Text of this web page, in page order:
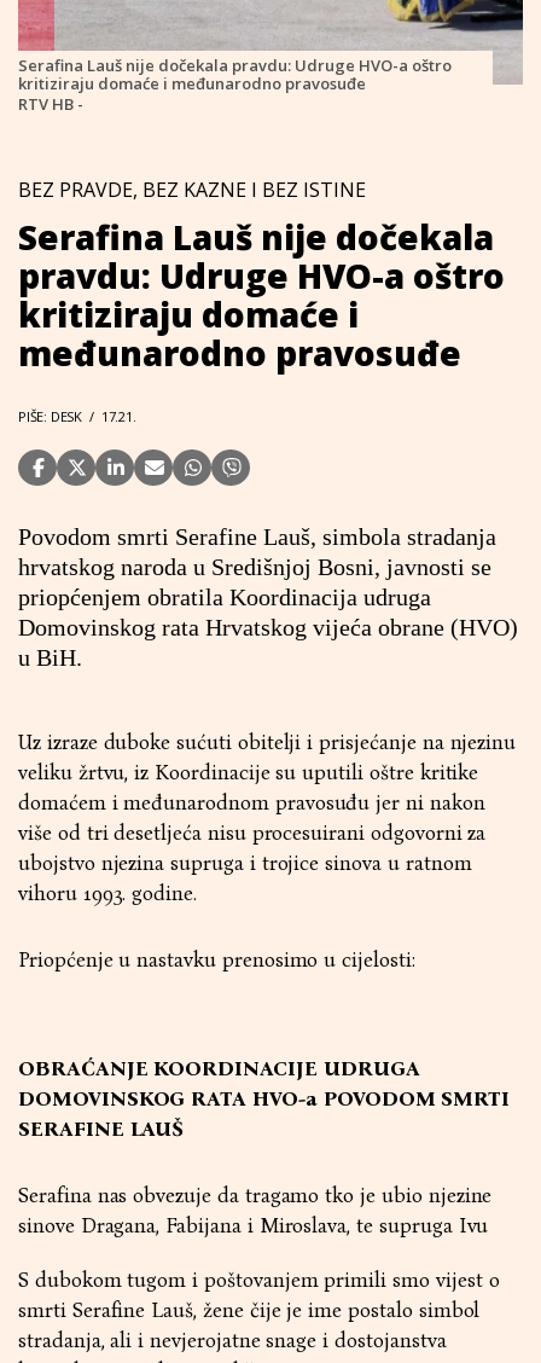
Serafina Lauš nije dočekala pravdu: Udruge HVO-a oštro
kritiziraju domaće i međunarodno pravosuđe
RTV HB -
BEZ PRAVDE, BEZ KAZNE I BEZ ISTINE
Serafina Lauš nije dočekala
pravdu: Udruge HVO-a oštro
kritiziraju domaće i
međunarodno pravosuđe
PIŠE: DESK / 17.21.
Povodom smrti Serafine Lauš, simbola stradanja
hrvatskog naroda u Središnjoj Bosni, javnosti se
priopćenjem obratila Koordinacija udruga
Domovinskog rata Hrvatskog vijeća obrane (HVO)
u BiH.
Uz izraze duboke sućuti obitelji i prisjećanje na njezinu
veliku žrtvu, iz Koordinacije su uputili oštre kritike
domaćem i međunarodnom pravosuđu jer ni nakon
više od tri desetljeća nisu procesuirani odgovorni za
ubojstvo njezina supruga i trojice sinova u ratnom
vihoru 1993. godine.
Priopćenje u nastavku prenosimo u cijelosti:
OBRAĆANJE KOORDINACIJE UDRUGA
DOMOVINSKOG RATA HVO-a POVODOM SMRTI
SERAFINE LAUŠ
Serafina nas obvezuje da tragamo tko je ubio njezine
sinove Dragana, Fabijana i Miroslava, te supruga Ivu
S dubokom tugom i poštovanjem primili smo vijest o
smrti Serafine Lauš, žene čije je ime postalo simbol
stradanja, ali i nevjerojatne snage i dostojanstva